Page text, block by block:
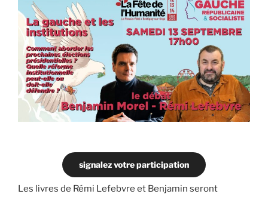
signalez votre participation
Les livres de Rémi Lefebvre et Benjamin seront